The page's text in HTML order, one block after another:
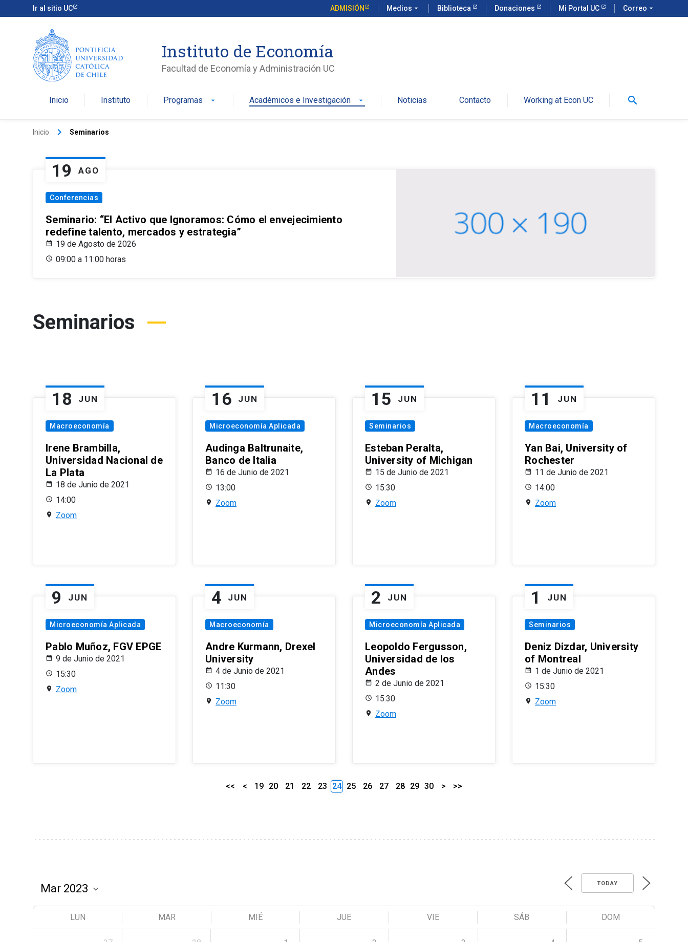
Ir al sitio UC ADMISIÓN Medios arrow_drop_down Biblioteca Donaciones Mi Portal UC Correo arrow_drop_down
Instituto de Economía
Facultad de Economía y Administración UC
Inicio Instituto Programas arrow_drop_down Académicos e Investigación arrow_drop_down Noticias Contacto Working at Econ UC search
Inicio keyboard_arrow_right Seminarios
19 AGO
Conferencias
Seminario: “El Activo que Ignoramos: Cómo el envejecimiento
redefine talento, mercados y estrategia”
19 de Agosto de 2026
09:00 a 11:00 horas
Seminarios
18 JUN
Macroeconomía
Irene Brambilla,
Universidad Nacional de
La Plata
18 de Junio de 2021
14:00
Zoom
16 JUN
Microeconomía Aplicada
Audinga Baltrunaite,
Banco de Italia
16 de Junio de 2021
13:00
Zoom
15 JUN
Seminarios
Esteban Peralta,
University of Michigan
15 de Junio de 2021
15:30
Zoom
11 JUN
Macroeconomía
Yan Bai, University of
Rochester
11 de Junio de 2021
14:00
Zoom
9 JUN
Microeconomía Aplicada
Pablo Muñoz, FGV EPGE
9 de Junio de 2021
15:30
Zoom
4 JUN
Macroeconomía
Andre Kurmann, Drexel
University
4 de Junio de 2021
11:30
Zoom
2 JUN
Microeconomía Aplicada
Leopoldo Fergusson,
Universidad de los
Andes
2 de Junio de 2021
15:30
Zoom
1 JUN
Seminarios
Deniz Dizdar, University
of Montreal
1 de Junio de 2021
15:30
Zoom
<< < 19 20 21 22 23 24 25 26 27 28 29 30 > >>
TODAY
LUN MAR MIÉ JUE VIE SÁB DOM